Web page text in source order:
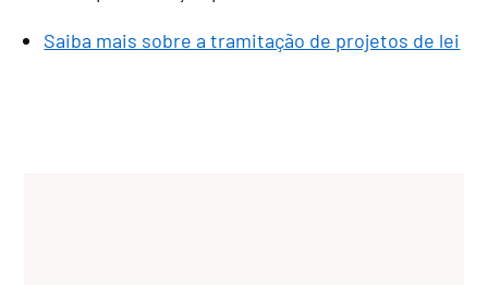
Saiba mais sobre a tramitação de projetos de lei